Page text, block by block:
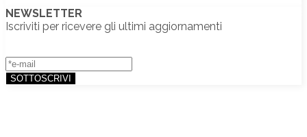
NEWSLETTER
Iscriviti per ricevere gli ultimi aggiornamenti